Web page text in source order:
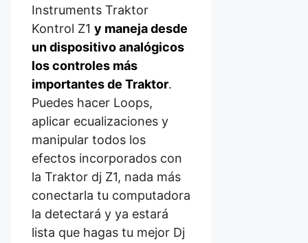
Instruments Traktor
Kontrol Z1 y maneja desde
un dispositivo analógicos
los controles más
importantes de Traktor.
Puedes hacer Loops,
aplicar ecualizaciones y
manipular todos los
efectos incorporados con
la Traktor dj Z1, nada más
conectarla tu computadora
la detectará y ya estará
lista que hagas tu mejor Dj